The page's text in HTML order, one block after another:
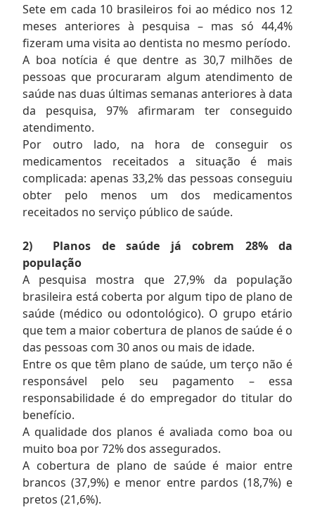
Sete em cada 10 brasileiros foi ao médico nos 12
meses anteriores à pesquisa – mas só 44,4%
fizeram uma visita ao dentista no mesmo período.
A boa notícia é que dentre as 30,7 milhões de
pessoas que procuraram algum atendimento de
saúde nas duas últimas semanas anteriores à data
da pesquisa, 97% afirmaram ter conseguido
atendimento.
Por outro lado, na hora de conseguir os
medicamentos receitados a situação é mais
complicada: apenas 33,2% das pessoas conseguiu
obter pelo menos um dos medicamentos
receitados no serviço público de saúde.
2)
Planos de saúde já cobrem 28% da
população
A pesquisa mostra que 27,9% da população
brasileira está coberta por algum tipo de plano de
saúde (médico ou odontológico). O grupo etário
que tem a maior cobertura de planos de saúde é o
das pessoas com 30 anos ou mais de idade.
Entre os que têm plano de saúde, um terço não é
responsável pelo seu pagamento – essa
responsabilidade é do empregador do titular do
benefício.
A qualidade dos planos é avaliada como boa ou
muito boa por 72% dos assegurados.
A cobertura de plano de saúde é maior entre
brancos (37,9%) e menor entre pardos (18,7%) e
pretos (21,6%).